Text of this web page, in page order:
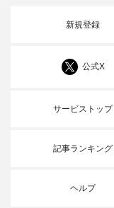
新規登録
公式X
サービストップ
記事ランキング
ヘルプ